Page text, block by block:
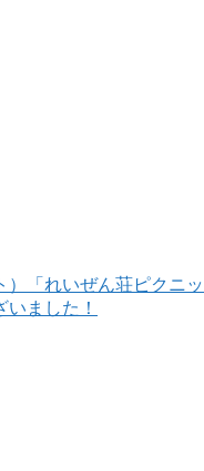
）「れいぜん荘ピクニ
ました！